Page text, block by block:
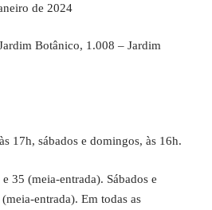
de 2024
Botânico, 1.008 – Jardim
17h, sábados e domingos, às 16h.
35 (meia-entrada). Sábados e
entrada). Em todas as